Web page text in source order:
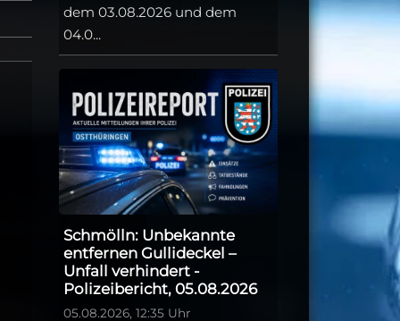
dem 03.08.2026 und dem
04.0...
Schmölln: Unbekannte
entfernen Gullideckel –
Unfall verhindert -
Polizeibericht, 05.08.2026
05.08.2026, 12:35 Uhr